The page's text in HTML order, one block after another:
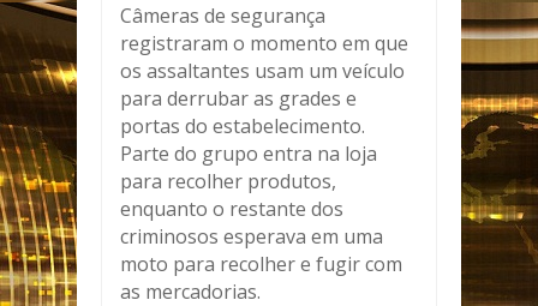
Câmeras de segurança
registraram o momento em que
os assaltantes usam um veículo
para derrubar as grades e
portas do estabelecimento.
Parte do grupo entra na loja
para recolher produtos,
enquanto o restante dos
criminosos esperava em uma
moto para recolher e fugir com
as mercadorias.